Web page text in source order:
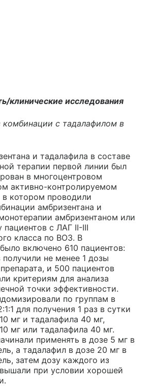
клинические исследования
комбинации с тадалафилом в
и тадалафила в составе
терапии первой линии был
в многоцентровом
активно-контролируемом
в котором проводили
амбризентана и
амбризентаном или
пациентов с ЛАГ II-III
класса по ВОЗ. В
включено 610 пациентов:
получили не менее 1 дозы
и 500 пациентов
критериям для анализа
точки эффективности.
по группам в
для получения 1 раз в сутки
мг и тадалафила 40 мг,
мг или тадалафила 40 мг.
применять в дозе 5 мг в
а тадалафил в дозе 20 мг в
затем дозу каждого из
при условии хорошей